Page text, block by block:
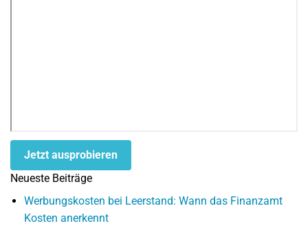
Jetzt ausprobieren
Neueste Beiträge
Werbungskosten bei Leerstand: Wann das Finanzamt
Kosten anerkennt